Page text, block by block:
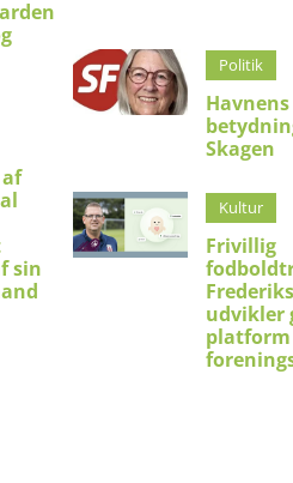
sin
Politik
Havnens
Skagen
Kultur
Frivillig
udvikler